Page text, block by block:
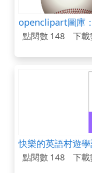
openclipart圖庫
點閱數 148 下載
快樂的英語村遊
點閱數 148 下載